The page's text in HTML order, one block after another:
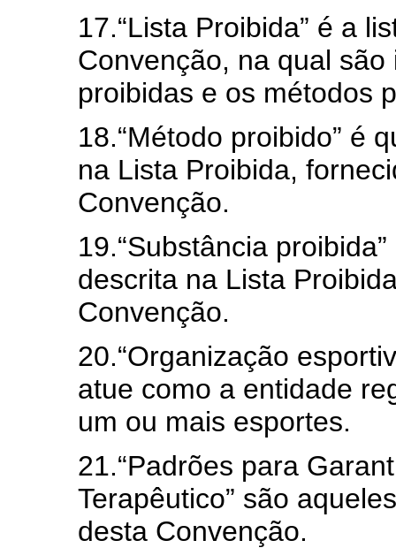
17.“Lista Proibida” é a
Convenção, na qual
proibidas e os métodos
18.“Método proibido” é
na Lista Proibida,
Convenção.
19.“Substância
descrita na Lista
Convenção.
20.“Organização
atue como a entidade
um ou mais esportes.
21.“Padrões para
Terapêutico” são
desta Convenção.